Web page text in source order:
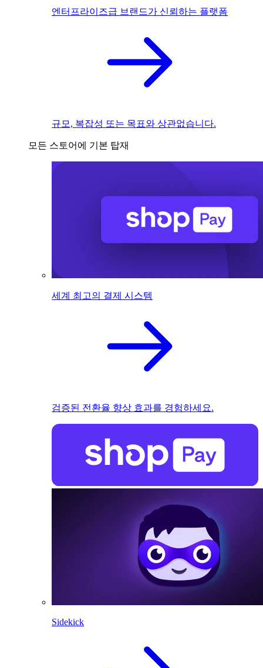
엔터프라이즈급 브랜드가 신뢰하는 플랫폼
규모, 복잡성 또는 목표와 상관없습니다.
모든 스토어에 기본 탑재
세계 최고의 결제 시스템
검증된 전환율 향상 효과를 경험하세요.
Sidekick